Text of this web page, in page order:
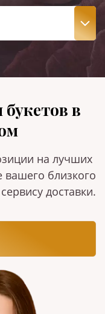
в
на лучших
вашего близкого
доставки.